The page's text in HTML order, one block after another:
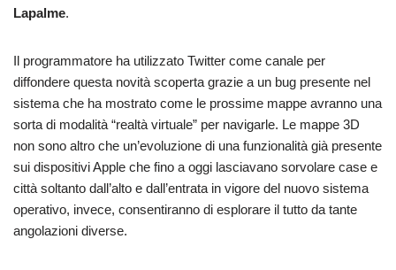
Lapalme.
Il programmatore ha utilizzato Twitter come canale per
diffondere questa novità scoperta grazie a un bug presente nel
sistema che ha mostrato come le prossime mappe avranno una
sorta di modalità “realtà virtuale” per navigarle. Le mappe 3D
non sono altro che un’evoluzione di una funzionalità già presente
sui dispositivi Apple che fino a oggi lasciavano sorvolare case e
città soltanto dall’alto e dall’entrata in vigore del nuovo sistema
operativo, invece, consentiranno di esplorare il tutto da tante
angolazioni diverse.